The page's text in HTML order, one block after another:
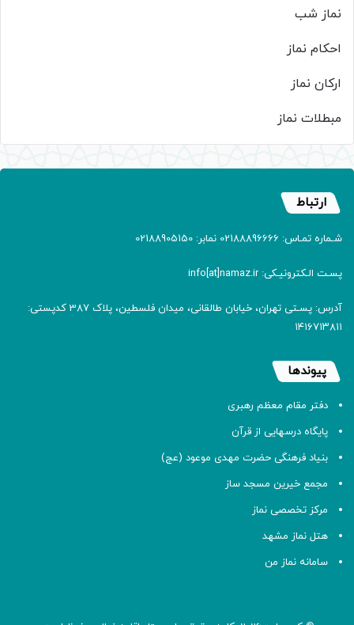
نماز شب
احکام نماز
ارکان نماز
مبطلات نماز
ارتباط
شـماره تمـاس: 02188896666 نمابر: 02188905150
پسـت الـکترونیـکی: info[at]namaz.ir
آدرس: پسـتی تهران، خیابان طالقانی، میدان فلسطین، پلاک 387 کدپستی:
۱۴۱۶۷۱۳۸۱۱
پیوندها
دفتر مقام معظم رهبری
پایگاه درسهایی از قرآن
بنیاد فرهنگی حضرت مهدی موعود (عج)
مجمع خیرین مسجد ساز
مرکز تخصصی نماز
هتل نماز مشهد
سامانه نماز من